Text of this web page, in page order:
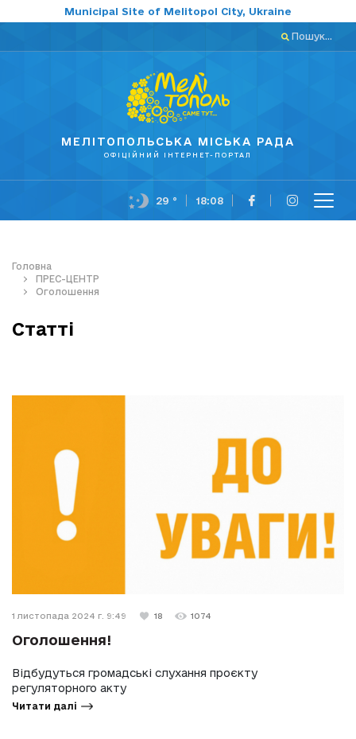
Municipal Site of Melitopol City, Ukraine
Пошук...
МЕЛІТОПОЛЬСЬКА МІСЬКА РАДА
ОФІЦІЙНИЙ ІНТЕРНЕТ-ПОРТАЛ
29 ° 18:08
Головна
ПРЕС-ЦЕНТР
Оголошення
Статті
1 листопада 2024 г. 9:49 18 1074
Оголошення!
Відбудуться громадські слухання проєкту
регуляторного акту
Читати далі